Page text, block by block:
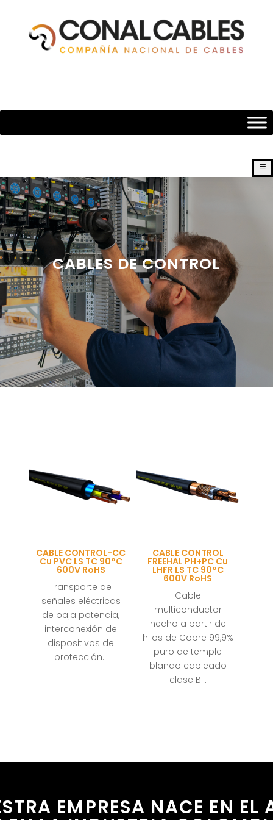
a
CABLES DE CONTROL
CABLE CONTROL-CC
Cu PVC LS TC 90°C
600V RoHS
Transporte de
señales eléctricas
de baja potencia,
interconexión de
dispositivos de
protección…
CABLE CONTROL
FREEHAL PH+PC Cu
LHFR LS TC 90°C
600V RoHS
Cable
multiconductor
hecho a partir de
hilos de Cobre 99,9%
puro de temple
blando cableado
clase B…
EMPRESA NACE EN EL